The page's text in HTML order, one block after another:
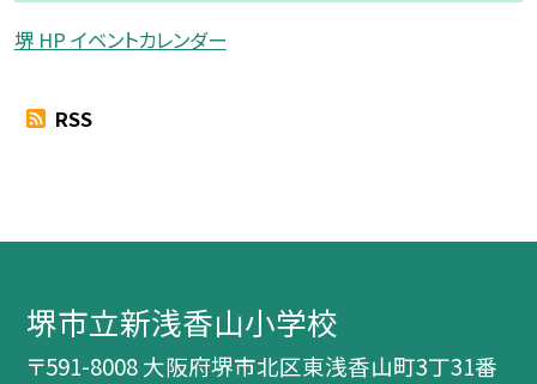
堺 HP イベントカレンダー
RSS
堺市立新浅香山小学校
〒591-8008 大阪府堺市北区東浅香山町3丁31番